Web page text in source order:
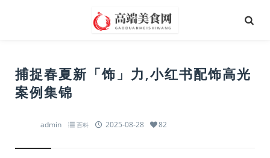
捕捉春夏新「饰」力,小红书配饰高光
案例集锦
admin 百科 2025-08-28 82